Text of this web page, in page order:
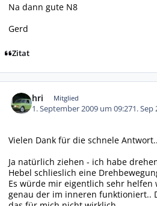
Na dann gute N8
Gerd
Zitat
hri Mitglied
1. September 2009 um 09:271. Sep
Vielen Dank für die schnele Antwort..
Ja natürlich ziehen - ich habe
Hebel schlieslich eine
Es würde mir eigentlich sehr helfen
genau der im inneren funktioniert..